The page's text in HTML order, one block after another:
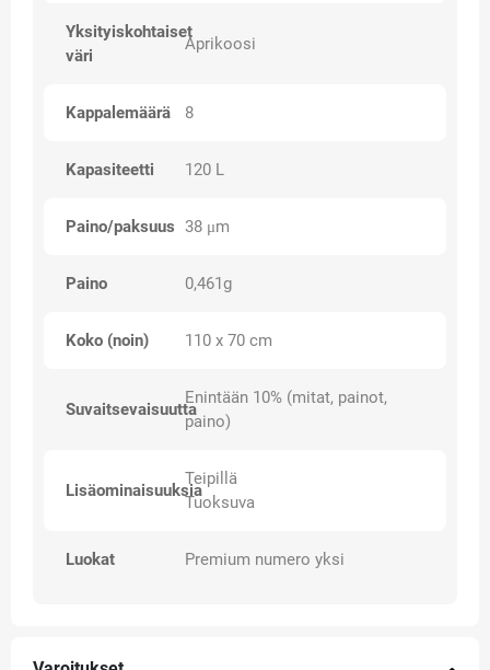
Yksityiskohtaiset
väri
Aprikoosi
Kappalemäärä 8
Kapasiteetti 120 L
Paino/paksuus 38 μm
Paino 0,461g
Koko (noin) 110 x 70 cm
Suvaitsevaisuutta
Enintään 10% (mitat, painot,
paino)
Lisäominaisuuksia
Teipillä
Tuoksuva
Luokat Premium numero yksi